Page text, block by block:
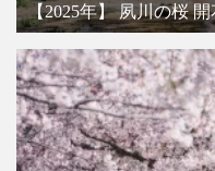
【2025年】 夙川の桜 開